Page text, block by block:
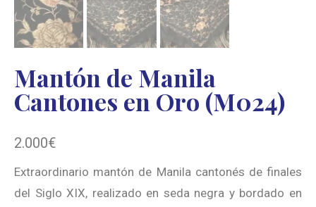
Mantón de Manila
Cantones en Oro (M024)
2.000€
Extraordinario mantón de Manila cantonés de finales
del Siglo XIX, realizado en seda negra y bordado en